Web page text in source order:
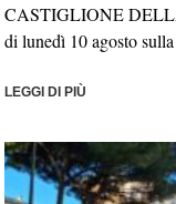
CASTIGLIONE
di lunedì 10 agosto
LEGGI DI PIÙ